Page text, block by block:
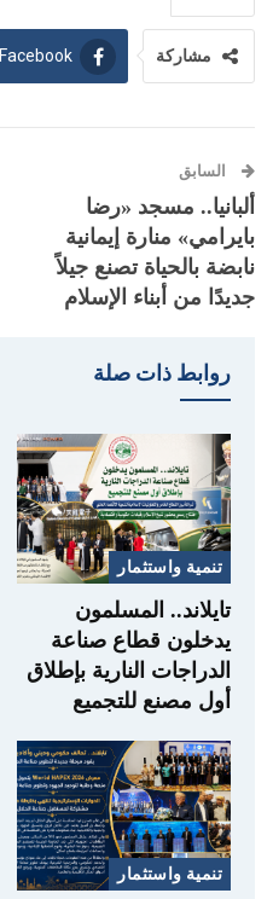
مشاركة Facebook
السابق
ألبانيا.. مسجد «رضا
بايرامي» منارة إيمانية
نابضة بالحياة تصنع جيلاً
جديدًا من أبناء الإسلام
روابط ذات صلة
تنمية واستثمار
تايلاند.. المسلمون
يدخلون قطاع صناعة
الدراجات النارية بإطلاق
أول مصنع للتجميع
تنمية واستثمار